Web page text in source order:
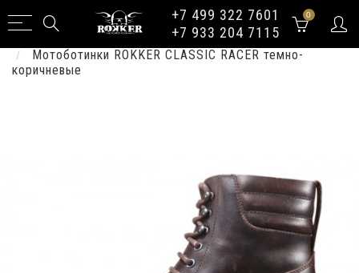
+7 499 322 7601
+7 933 204 7115
0
Мужcкая коллекция
Обувь
Мотоботинки ROKKER CLASSIC RACER темно-
коричневые